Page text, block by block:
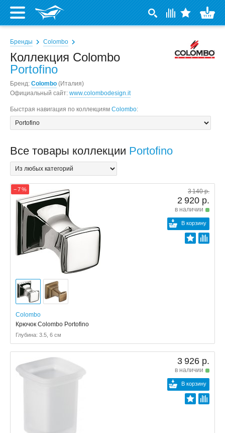
Бренды Colombo
Коллекция Colombo
Portofino
Бренд: Colombo (Италия)
Официальный сайт: www.colombodesign.it
Быстрая навигация по коллекциям Colombo:
Все товары коллекции Portofino
− 7 % 3 140 р.
2 920 р.
в наличии
В корзину
Colombo
Крючок Colombo Portofino
Глубина: 3.5, 6 см
3 926 р.
в наличии
В корзину